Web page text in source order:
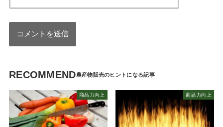
RECOMMEND
商品力向上 商品力向上